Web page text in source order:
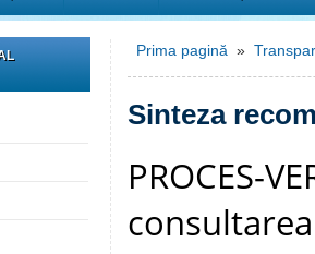
Prima pagină »
Sinteza
PROCES-